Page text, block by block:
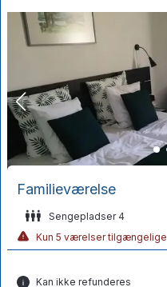
Familieværelse
Sengepladser 4
Kun 5 værelser tilgængelige
Kan ikke refunderes